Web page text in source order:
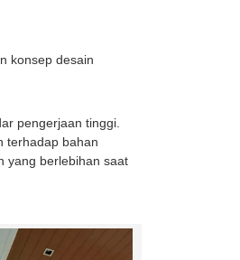
konsep desain
pengerjaan tinggi.
terhadap bahan
yang berlebihan saat